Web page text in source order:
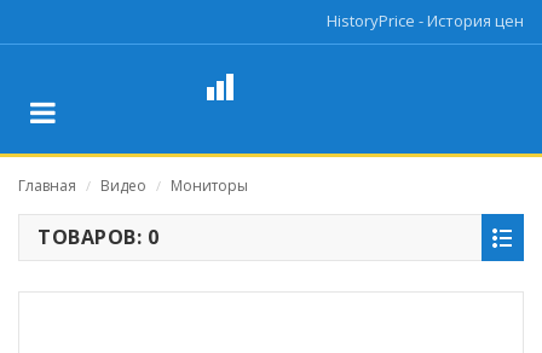
HistoryPrice - История цен
Главная / Видео / Мониторы
ТОВАРОВ: 0